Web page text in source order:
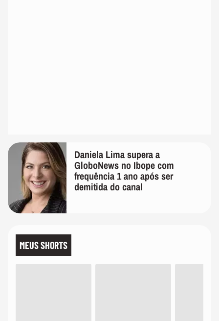
Daniela Lima supera a
GloboNews no Ibope com
frequência 1 ano após ser
demitida do canal
MEUS SHORTS